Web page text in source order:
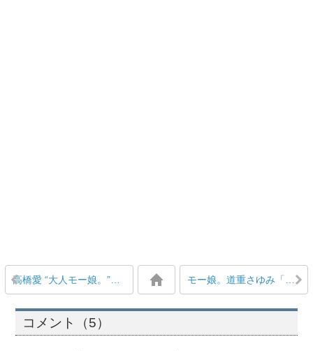
高橋愛 “大人モー娘。”には消極的「もう踊れないですね」と苦笑 モー娘。道重さゆみ「結婚願望はない！」とキッパリ断言 でも「自分の子供は見てみたい」
コメント（5）